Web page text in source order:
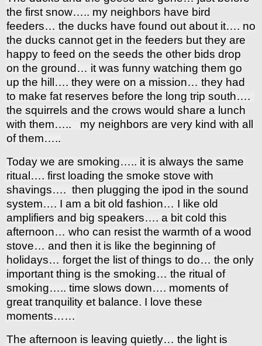
the first snow….. my neighbors have bird
feeders… the ducks have found out about it…. no
the ducks cannot get in the feeders but they are
happy to feed on the seeds the other bids drop
on the ground… it was funny watching them go
up the hill…. they were on a mission… they had
to make fat reserves before the long trip south….
the squirrels and the crows would share a lunch
with them….. my neighbors are very kind with all
of them…..
Today we are smoking….. it is always the same
ritual…. first loading the smoke stove with
shavings…. then plugging the ipod in the sound
system…. I am a bit old fashion… I like old
amplifiers and big speakers…. a bit cold this
afternoon… who can resist the warmth of a wood
stove… and then it is like the beginning of
holidays… forget the list of things to do… the only
important thing is the smoking… the ritual of
smoking….. time slows down…. moments of
great tranquility et balance. I love these
moments……
The afternoon is leaving quietly… the light is